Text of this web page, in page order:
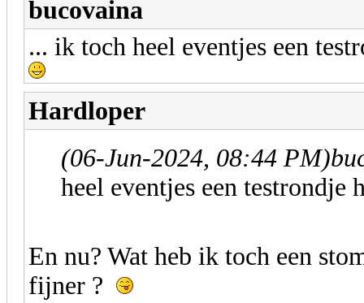
bucovaina
... ik toch heel eventjes een
Hardloper
(06-Jun-2024, 08:44 PM)
heel eventjes een testrondje
En nu? Wat heb ik toch een
fijner ?